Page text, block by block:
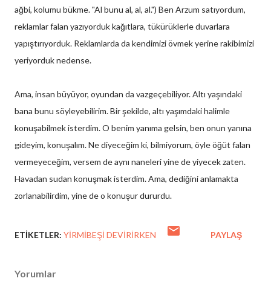
ağbi, kolumu bükme. "Al bunu al, al, al.") Ben Arzum satıyordum,
reklamlar falan yazıyorduk kağıtlara, tükürüklerle duvarlara
yapıştırıyorduk. Reklamlarda da kendimizi övmek yerine rakibimizi
yeriyorduk nedense.
Ama, insan büyüyor, oyundan da vazgeçebiliyor. Altı yaşındaki
bana bunu söyleyebilirim. Bir şekilde, altı yaşımdaki halimle
konuşabilmek isterdim. O benim yanıma gelsin, ben onun yanına
gideyim, konuşalım. Ne diyeceğim ki, bilmiyorum, öyle öğüt falan
vermeyeceğim, versem de aynı naneleri yine de yiyecek zaten.
Havadan sudan konuşmak isterdim. Ama, dediğini anlamakta
zorlanabilirdim, yine de o konuşur dururdu.
ETIKETLER: YIRMIBEŞI DEVIRIRKEN PAYLAŞ
Yorumlar